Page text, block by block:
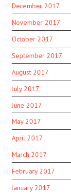
December 2017
November 2017
October 2017
September 2017
August 2017
July 2017
June 2017
May 2017
April 2017
March 2017
February 2017
January 2017